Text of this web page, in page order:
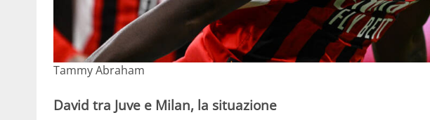
Tammy Abraham
David tra Juve e Milan, la situazione